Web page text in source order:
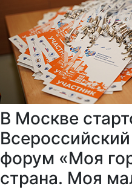
В Москве
форум «Моя
страна. Моя